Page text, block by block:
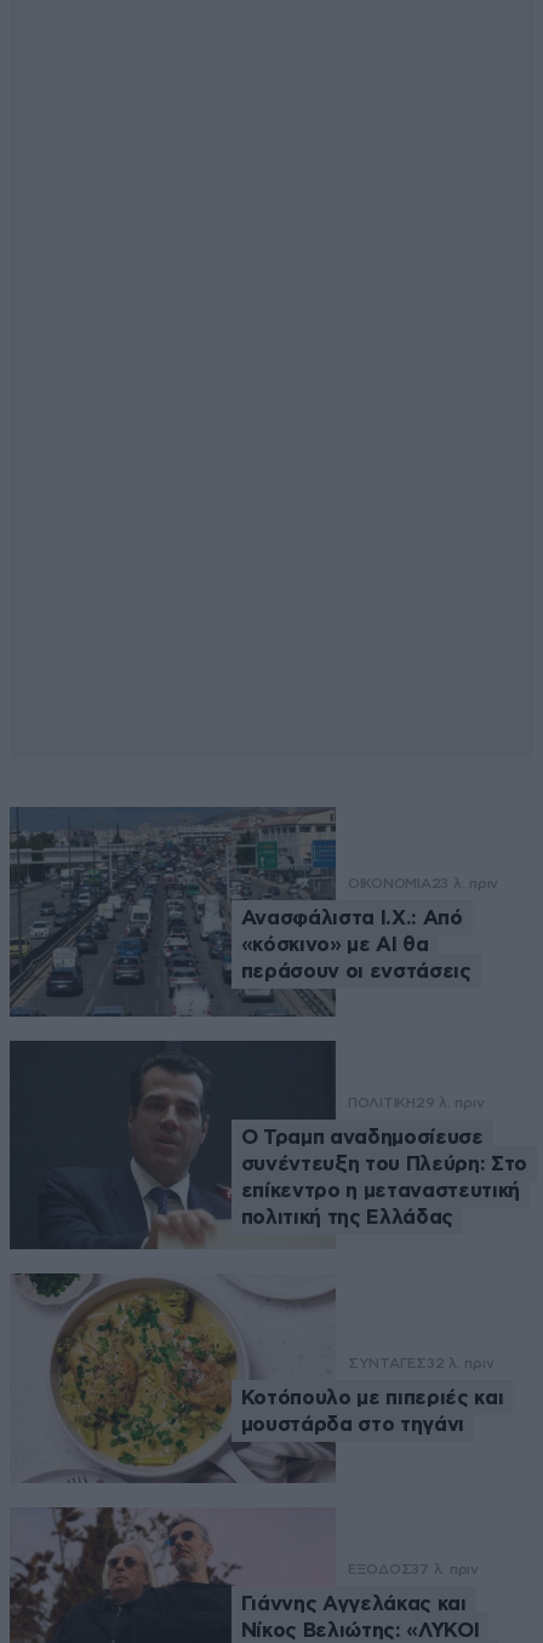
ΟΙΚΟΝΟΜΙΑ23 λ. πριν
Ανασφάλιστα Ι.Χ.: Από
«κόσκινο» με AI θα
περάσουν οι ενστάσεις
ΠΟΛΙΤΙΚΗ29 λ. πριν
Ο Τραμπ αναδημοσίευσε
συνέντευξη του Πλεύρη: Στο
επίκεντρο η μεταναστευτική
πολιτική της Ελλάδας
ΣΥΝΤΑΓΕΣ32 λ. πριν
Κοτόπουλο με πιπεριές και
μουστάρδα στο τηγάνι
ΕΞΟΔΟΣ37 λ. πριν
Γιάννης Αγγελάκας και
Νίκος Βελιώτης: «ΛΥΚΟΙ